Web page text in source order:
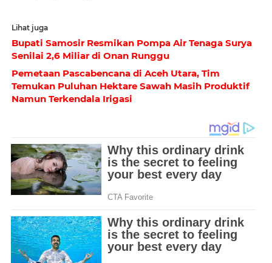
Lihat juga
Bupati Samosir Resmikan Pompa Air Tenaga Surya
Senilai 2,6 Miliar di Onan Runggu
Pemetaan Pascabencana di Aceh Utara, Tim
Temukan Puluhan Hektare Sawah Masih Produktif
Namun Terkendala Irigasi